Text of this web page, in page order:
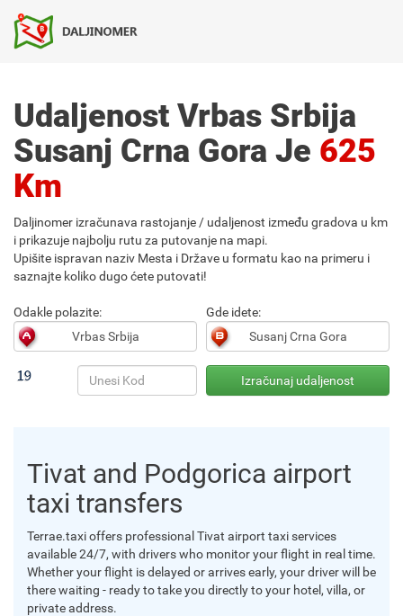
Udaljenost Vrbas Srbija
Susanj Crna Gora Je 625
Km
Daljinomer izračunava rastojanje / udaljenost između gradova u km
i prikazuje najbolju rutu za putovanje na mapi.
Upišite ispravan naziv Mesta i Države u formatu kao na primeru i
saznajte koliko dugo ćete putovati!
Odakle polazite: Gde idete:
Tivat and Podgorica airport
taxi transfers
Terrae.taxi offers professional Tivat airport taxi services
available 24/7, with drivers who monitor your flight in real time.
Whether your flight is delayed or arrives early, your driver will be
there waiting - ready to take you directly to your hotel, villa, or
private address.